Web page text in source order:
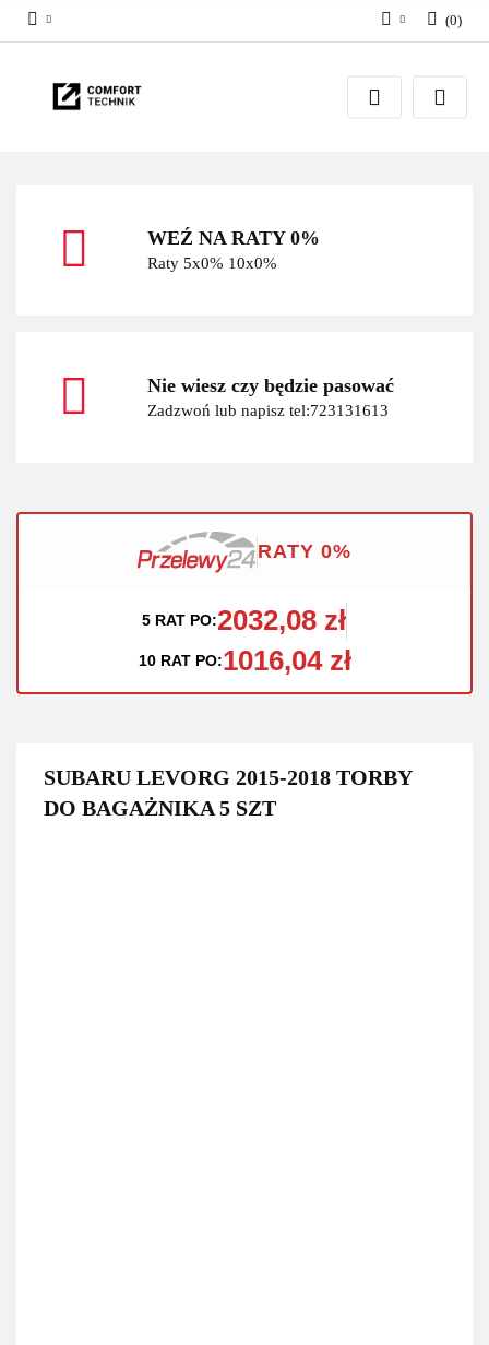
Zaloguj się
Zarejestruj się
(0)
WEŹ NA RATY 0%
Raty 5x0% 10x0%
Nie wiesz czy będzie pasować
Zadzwoń lub napisz tel:723131613
RATY 0%
5 RAT PO:2032,08 zł
10 RAT PO:1016,04 zł
SUBARU LEVORG 2015-2018 TORBY
DO BAGAŻNIKA 5 SZT